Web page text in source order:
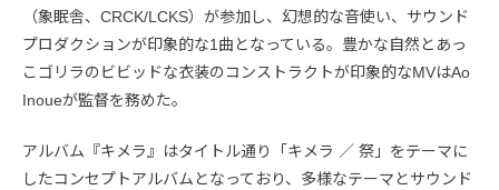
（象眠舎、CRCK/LCKS）が参加し、幻想的な音使い、サウンド
プロダクションが印象的な1曲となっている。豊かな自然とあっ
こゴリラのビビッドな衣装のコンストラクトが印象的なMVはAo
Inoueが監督を務めた。
アルバム『キメラ』はタイトル通り「キメラ ／ 祭」をテーマに
したコンセプトアルバムとなっており、多様なテーマとサウンド